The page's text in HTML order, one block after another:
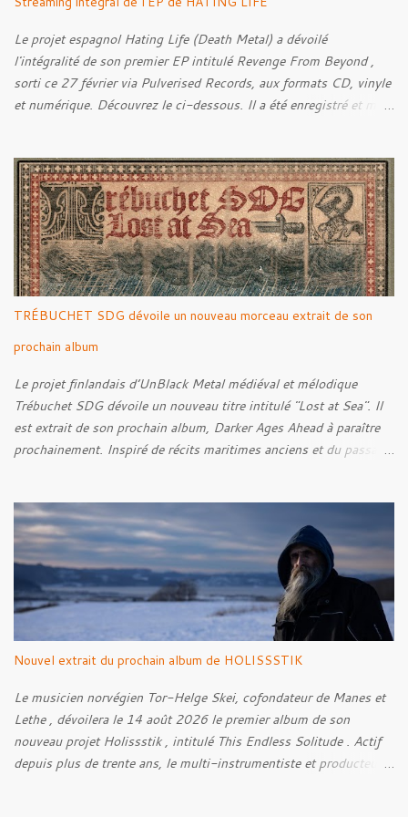
Le projet espagnol Hating Life (Death Metal) a dévoilé
l'intégralité de son premier EP intitulé Revenge From Beyond ,
sorti ce 27 février via Pulverised Records, aux formats CD, vinyle
et numérique. Découvrez le ci-dessous. Il a été enregistré et mixé
Rebellion Against The Vile 05. Revenge From Beyond 06. The
Sense Of Fear
TRÉBUCHET SDG dévoile un nouveau morceau extrait de son
prochain album
Le projet finlandais d’UnBlack Metal médiéval et mélodique
Trébuchet SDG dévoile un nouveau titre intitulé "Lost at Sea". Il
est extrait de son prochain album, Darker Ages Ahead à paraître
prochainement. Inspiré de récits maritimes anciens et du passage
Derrière cette imagerie, le groupe développe un propos autour de
la persévérance et de l’espoir face aux épreuves, alors que le
personnage finit par retrouver la force de continuer malgré les
ténèbres qui l’entourent.
Nouvel extrait du prochain album de HOLISSSTIK
Le musicien norvégien Tor-Helge Skei, cofondateur de Manes et
Lethe , dévoilera le 14 août 2026 le premier album de son
nouveau projet Holissstik , intitulé This Endless Solitude . Actif
depuis plus de trente ans, le multi-instrumentiste et producteur